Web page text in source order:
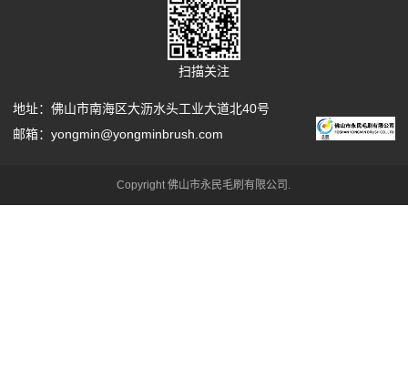
扫描关注
地址：佛山市南海区大沥水头工业大道北40号
邮箱：yongmin@yongminbrush.com
Copyright 佛山市永民毛刷有限公司.